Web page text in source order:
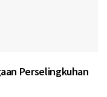
Perselingkuhan